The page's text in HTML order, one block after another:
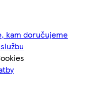
kam doručujeme